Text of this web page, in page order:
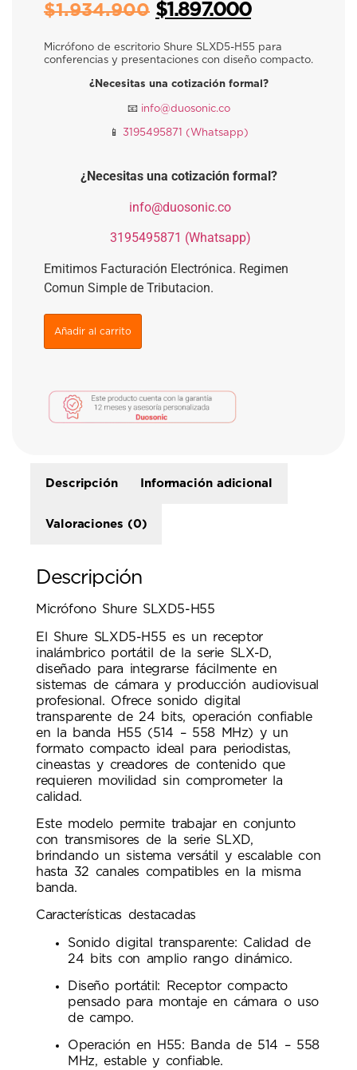
$1.934.900 $1.897.000
Micrófono de escritorio Shure SLXD5-H55 para
conferencias y presentaciones con diseño compacto.
¿Necesitas una cotización formal?
📧​ info@duosonic.co
📱​ 3195495871 (Whatsapp)
¿Necesitas una cotización formal?
info@duosonic.co
3195495871 (Whatsapp)
Emitimos Facturación Electrónica. Regimen
Comun Simple de Tributacion.
Añadir al carrito
Descripción Información adicional
Valoraciones (0)
Descripción
Micrófono Shure SLXD5-H55
El Shure SLXD5-H55 es un receptor
inalámbrico portátil de la serie SLX-D,
diseñado para integrarse fácilmente en
sistemas de cámara y producción audiovisual
profesional. Ofrece sonido digital
transparente de 24 bits, operación confiable
en la banda H55 (514 – 558 MHz) y un
formato compacto ideal para periodistas,
cineastas y creadores de contenido que
requieren movilidad sin comprometer la
calidad.
Este modelo permite trabajar en conjunto
con transmisores de la serie SLXD,
brindando un sistema versátil y escalable con
hasta 32 canales compatibles en la misma
banda.
Características destacadas
Sonido digital transparente: Calidad de
24 bits con amplio rango dinámico.
Diseño portátil: Receptor compacto
pensado para montaje en cámara o uso
de campo.
Operación en H55: Banda de 514 – 558
MHz, estable y confiable.